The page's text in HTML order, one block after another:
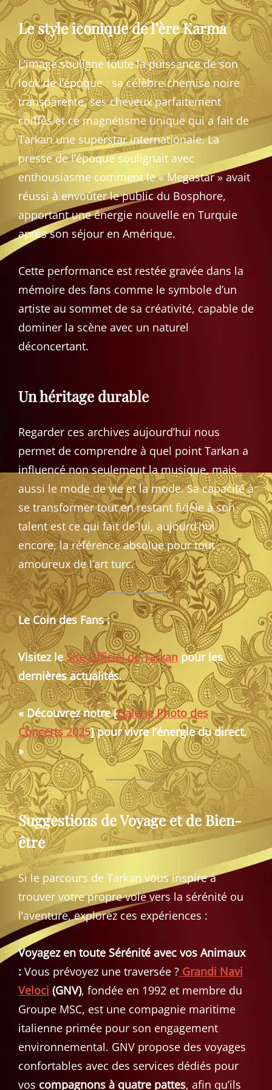
Le style iconique de l’ère Karma
L’image souligne toute la puissance de son
look de l’époque : sa célèbre chemise noire
transparente, ses cheveux parfaitement
coiffés et ce magnétisme unique qui a fait de
Tarkan une superstar internationale. La
presse de l’époque soulignait avec
enthousiasme comment le « Megastar » avait
réussi à envoûter le public du Bosphore,
apportant une énergie nouvelle en Turquie
après son séjour en Amérique.
Cette performance est restée gravée dans la
mémoire des fans comme le symbole d’un
artiste au sommet de sa créativité, capable de
dominer la scène avec un naturel
déconcertant.
Un héritage durable
Regarder ces archives aujourd’hui nous
permet de comprendre à quel point Tarkan a
influencé non seulement la musique, mais
aussi le mode de vie et la mode. Sa capacité à
se transformer tout en restant fidèle à son
talent est ce qui fait de lui, aujourd’hui
encore, la référence absolue pour tout
amoureux de l’art turc.
Le Coin des Fans :
Visitez le Site Officiel de Tarkan pour les
dernières actualités.
« Découvrez notre [Galerie Photo des
Concerts 2025] pour vivre l’énergie du direct.
»
Suggestions de Voyage et de Bien-
être
Si le parcours de Tarkan vous inspire à
trouver votre propre voie vers la sérénité ou
l’aventure, explorez ces expériences :
Voyagez en toute Sérénité avec vos Animaux
: Vous prévoyez une traversée ? Grandi Navi
Veloci (GNV), fondée en 1992 et membre du
Groupe MSC, est une compagnie maritime
italienne primée pour son engagement
environnemental. GNV propose des voyages
confortables avec des services dédiés pour
vos compagnons à quatre pattes, afin qu’ils